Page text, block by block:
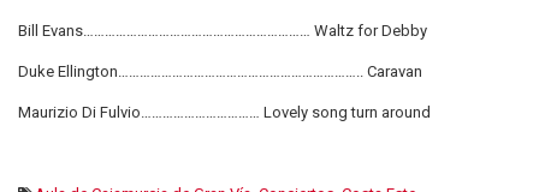
Bill Evans……………………………………………………… Waltz for Debby
Duke Ellington………………………………………………………….. Caravan
Maurizio Di Fulvio…………………………… Lovely song turn around